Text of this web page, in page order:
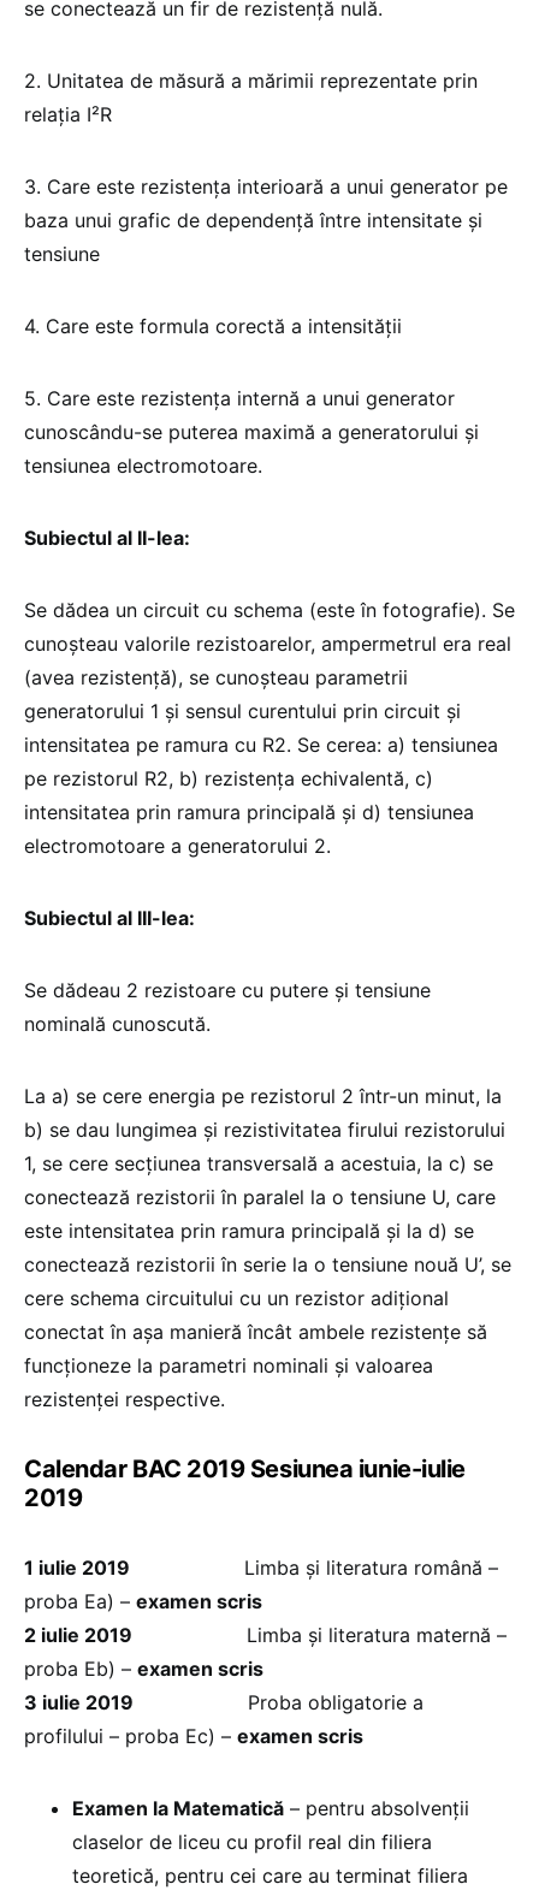
se conectează un fir de rezistență nulă.
2. Unitatea de măsură a mărimii reprezentate prin
relația I²R
3. Care este rezistența interioară a unui generator pe
baza unui grafic de dependență între intensitate și
tensiune
4. Care este formula corectă a intensității
5. Care este rezistența internă a unui generator
cunoscându-se puterea maximă a generatorului și
tensiunea electromotoare.
Subiectul al II-lea:
Se dădea un circuit cu schema (este în fotografie). Se
cunoșteau valorile rezistoarelor, ampermetrul era real
(avea rezistență), se cunoșteau parametrii
generatorului 1 și sensul curentului prin circuit și
intensitatea pe ramura cu R2. Se cerea: a) tensiunea
pe rezistorul R2, b) rezistența echivalentă, c)
intensitatea prin ramura principală și d) tensiunea
electromotoare a generatorului 2.
Subiectul al III-lea:
Se dădeau 2 rezistoare cu putere și tensiune
nominală cunoscută.
La a) se cere energia pe rezistorul 2 într-un minut, la
b) se dau lungimea și rezistivitatea firului rezistorului
1, se cere secțiunea transversală a acestuia, la c) se
conectează rezistorii în paralel la o tensiune U, care
este intensitatea prin ramura principală și la d) se
conectează rezistorii în serie la o tensiune nouă U’, se
cere schema circuitului cu un rezistor adițional
conectat în așa manieră încât ambele rezistențe să
funcționeze la parametri nominali și valoarea
rezistenței respective.
Calendar BAC 2019 Sesiunea iunie-iulie
2019
1 iulie 2019 Limba și literatura română –
proba Ea) – examen scris
2 iulie 2019 Limba și literatura maternă –
proba Eb) – examen scris
3 iulie 2019 Proba obligatorie a
profilului – proba Ec) – examen scris
Examen la Matematică – pentru absolvenții
claselor de liceu cu profil real din filiera
teoretică, pentru cei care au terminat filiera